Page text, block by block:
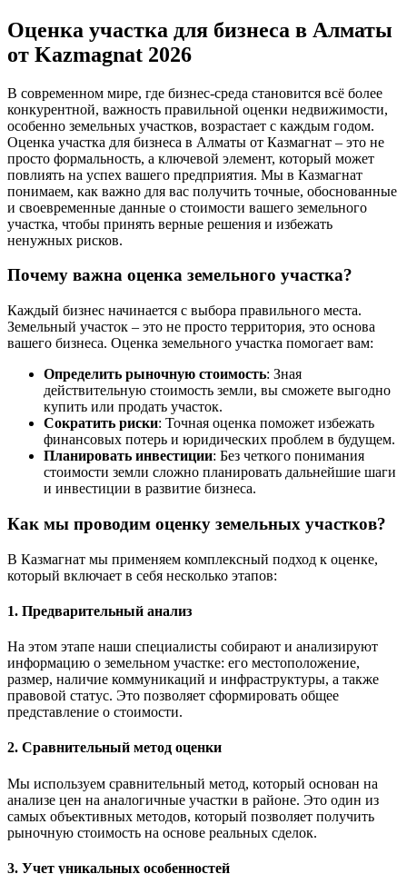
Оценка участка для бизнеса в Алматы
от Kazmagnat 2026
В современном мире, где бизнес-среда становится всё более
конкурентной, важность правильной оценки недвижимости,
особенно земельных участков, возрастает с каждым годом.
Оценка участка для бизнеса в Алматы от Казмагнат – это не
просто формальность, а ключевой элемент, который может
повлиять на успех вашего предприятия. Мы в Казмагнат
понимаем, как важно для вас получить точные, обоснованные
и своевременные данные о стоимости вашего земельного
участка, чтобы принять верные решения и избежать
ненужных рисков.
Почему важна оценка земельного участка?
Каждый бизнес начинается с выбора правильного места.
Земельный участок – это не просто территория, это основа
вашего бизнеса. Оценка земельного участка помогает вам:
Определить рыночную стоимость: Зная
действительную стоимость земли, вы сможете выгодно
купить или продать участок.
Сократить риски: Точная оценка поможет избежать
финансовых потерь и юридических проблем в будущем.
Планировать инвестиции: Без четкого понимания
стоимости земли сложно планировать дальнейшие шаги
и инвестиции в развитие бизнеса.
Как мы проводим оценку земельных участков?
В Казмагнат мы применяем комплексный подход к оценке,
который включает в себя несколько этапов:
1. Предварительный анализ
На этом этапе наши специалисты собирают и анализируют
информацию о земельном участке: его местоположение,
размер, наличие коммуникаций и инфраструктуры, а также
правовой статус. Это позволяет сформировать общее
представление о стоимости.
2. Сравнительный метод оценки
Мы используем сравнительный метод, который основан на
анализе цен на аналогичные участки в районе. Это один из
самых объективных методов, который позволяет получить
рыночную стоимость на основе реальных сделок.
3. Учет уникальных особенностей